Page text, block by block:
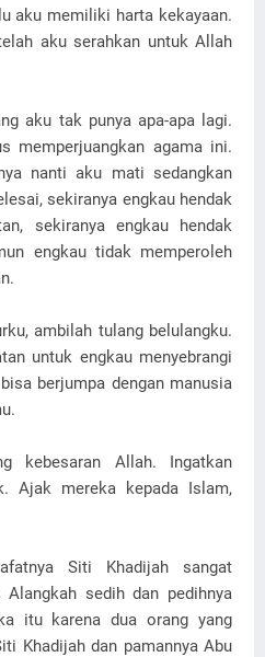
aku memiliki harta kekayaan.
aku serahkan untuk Allah
aku tak punya apa-apa lagi.
memperjuangkan agama ini.
nanti aku mati sedangkan
sekiranya engkau hendak
sekiranya engkau hendak
engkau tidak memperoleh
ambilah tulang belulangku.
untuk engkau menyebrangi
berjumpa dengan manusia
kebesaran Allah. Ingatkan
Ajak mereka kepada Islam,
Siti Khadijah sangat
sedih dan pedihnya
itu karena dua orang yang
Khadijah dan pamannya Abu